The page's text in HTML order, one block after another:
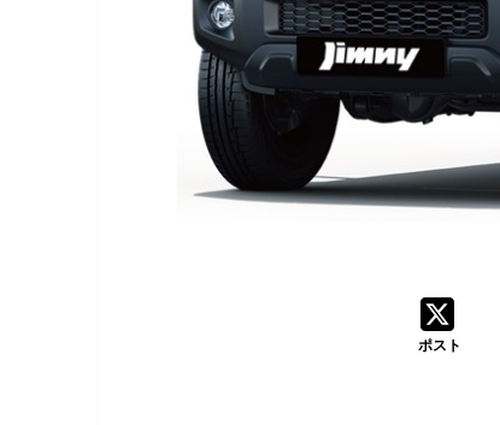
ポスト